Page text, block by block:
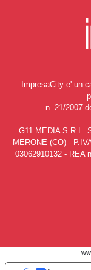
ImpresaCity e' un
n. 21/2007
G11 MEDIA S.R.L.
MERONE (CO) -
03062910132 - REA